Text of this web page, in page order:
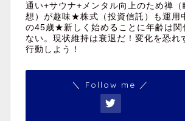
通い+サウナ+メンタル向上のため禅（
想）が趣味★株式（投資信託）も運用
の45歳★新しく始めることに年齢は関
ない。現状維持は衰退だ！変化を恐れ
行動しよう！
＼ Follow me ／